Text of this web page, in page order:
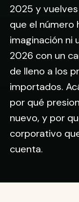
2025 y
que el número
imaginación ni
2026 con un
de lleno a los
importados.
por qué
nuevo, y por
corporativo
cuenta.